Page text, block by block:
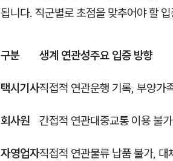
됩니다. 직군별로 초점을 맞추어야 할
구분 생계 연관성주요 입증 방향
택시기사직접적 연관운행 기록, 부양가
회사원 간접적 연관대중교통 이용 불
자영업자직접적 연관물류 납품 불가, 대